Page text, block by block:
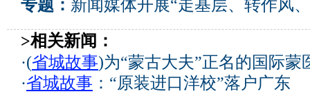
专题： 新闻媒体开展“走基层、转作风
>相关新闻：
·(省城故事)为“蒙古大夫”正名的国际蒙
·省城故事 ：“原装进口洋校”落户广东